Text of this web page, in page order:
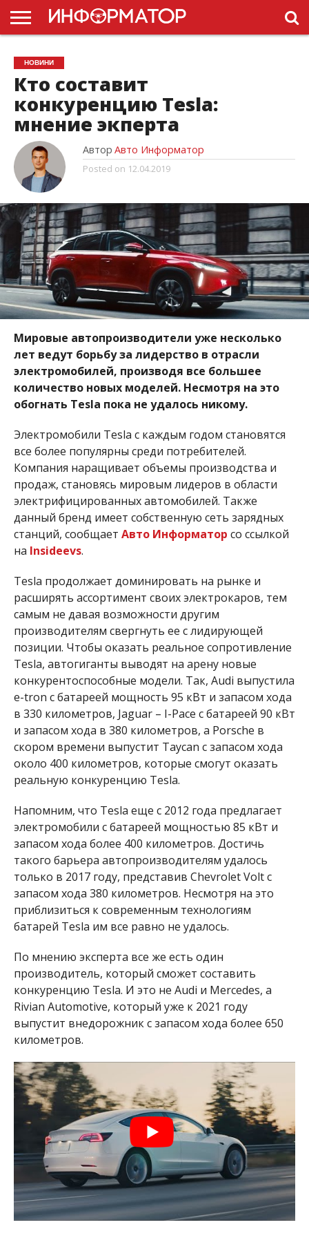
ГОЛОВНА
НОВИНИ
ПДР
УКРАЇНИ
РЕКЛАМА
ПРОЕКТЫ
НОВИНИ
Кто составит
конкуренцию Tesla:
мнение экперта
Автор Авто Информатор
Posted on 12.04.2019
Мировые автопроизводители уже несколько
лет ведут борьбу за лидерство в отрасли
электромобилей, производя все большее
количество новых моделей. Несмотря на это
обогнать Tesla пока не удалось никому.
Электромобили Tesla с каждым годом становятся
все более популярны среди потребителей.
Компания наращивает объемы производства и
продаж, становясь мировым лидеров в области
электрифицированных автомобилей. Также
данный бренд имеет собственную сеть зарядных
станций, сообщает Авто Информатор со ссылкой
на Insideevs.
Tesla продолжает доминировать на рынке и
расширять ассортимент своих электрокаров, тем
самым не давая возможности другим
производителям свергнуть ее с лидирующей
позиции. Чтобы оказать реальное сопротивление
Tesla, автогиганты выводят на арену новые
конкурентоспособные модели. Так, Audi выпустила
e-tron с батареей мощность 95 кВт и запасом хода
в 330 километров, Jaguar – I-Pace с батареей 90 кВт
и запасом хода в 380 километров, а Porsche в
скором времени выпустит Taycan с запасом хода
около 400 километров, которые смогут оказать
реальную конкуренцию Tesla.
Напомним, что Tesla еще с 2012 года предлагает
электромобили с батареей мощностью 85 кВт и
запасом хода более 400 километров. Достичь
такого барьера автопроизводителям удалось
только в 2017 году, представив Chevrolet Volt с
запасом хода 380 километров. Несмотря на это
приблизиться к современным технологиям
батарей Tesla им все равно не удалось.
По мнению эксперта все же есть один
производитель, который сможет составить
конкуренцию Tesla. И это не Audi и Mercedes, а
Rivian Automotive, который уже к 2021 году
выпустит внедорожник с запасом хода более 650
километров.